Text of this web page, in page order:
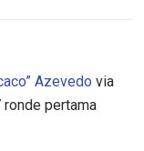
Azevedo via
pertama